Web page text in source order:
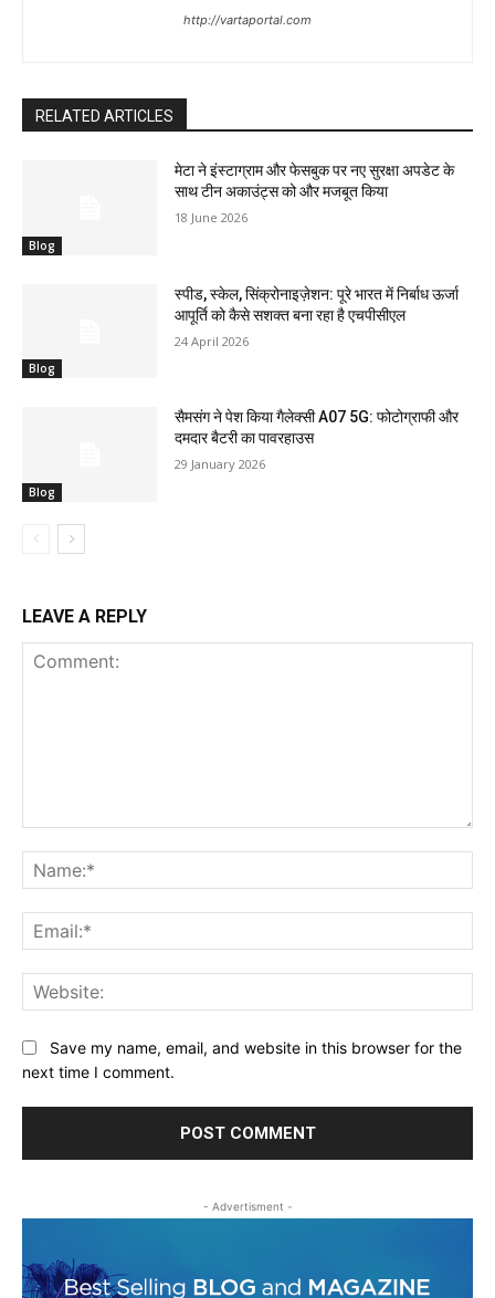
http://vartaportal.com
RELATED ARTICLES
Blog
मेटा ने इंस्टाग्राम और फेसबुक पर नए सुरक्षा अपडेट के
साथ टीन अकाउंट्स को और मजबूत किया
18 June 2026
Blog
स्पीड, स्केल, सिंक्रोनाइज़ेशन: पूरे भारत में निर्बाध ऊर्जा
आपूर्ति को कैसे सशक्त बना रहा है एचपीसीएल
24 April 2026
Blog
सैमसंग ने पेश किया गैलेक्सी A07 5G: फोटोग्राफी और
दमदार बैटरी का पावरहाउस
29 January 2026
LEAVE A REPLY
Save my name, email, and website in this browser for the
next time I comment.
- Advertisment -